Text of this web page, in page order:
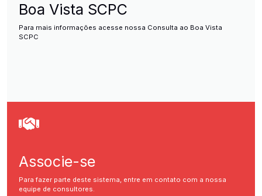
Boa Vista SCPC
Para mais informações acesse nossa Consulta ao Boa Vista
SCPC
Associe-se
Para fazer parte deste sistema, entre em contato com a nossa
equipe de consultores.